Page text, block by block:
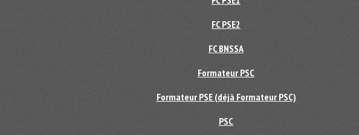
FC PSE2
FC BNSSA
Formateur PSC
Formateur PSE (déjà Formateur PSC)
PSC